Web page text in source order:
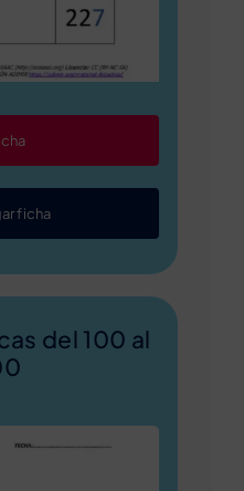
ficha
del 100 al